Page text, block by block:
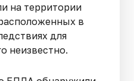
на территории
в
для
неизвестно.